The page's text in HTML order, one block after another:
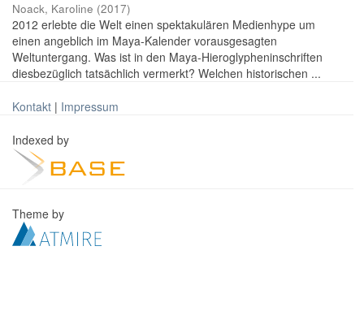
Noack, Karoline (2017)
2012 erlebte die Welt einen spektakulären Medienhype um
einen angeblich im Maya-Kalender vorausgesagten
Weltuntergang. Was ist in den Maya-Hieroglypheninschriften
diesbezüglich tatsächlich vermerkt? Welchen historischen ...
Kontakt | Impressum
Indexed by
Theme by